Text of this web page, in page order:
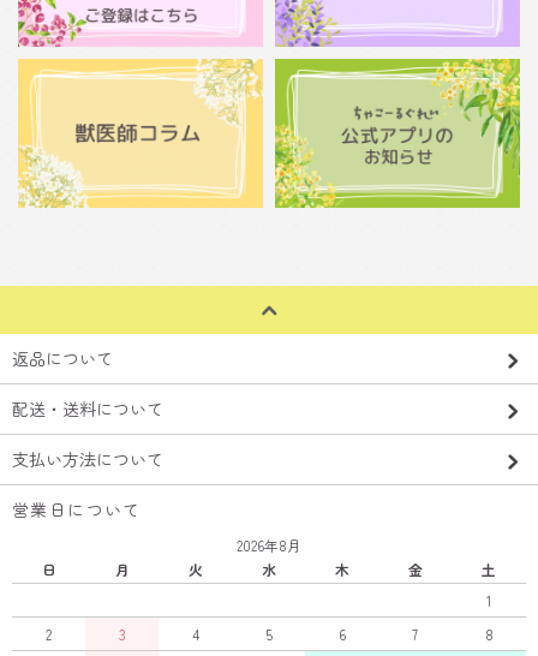
返品について
配送・送料について
支払い方法について
営業日について
2026年8月
日
月 火 水 木 金
土
1
2
3 4 5 6 7
8